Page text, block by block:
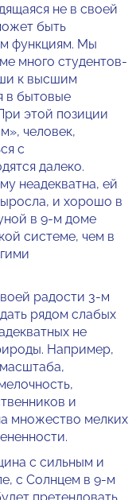
не в своей
быть
функциям. Мы
много студентов-
к высшим
в бытовые
этой позиции
человек,
с
далеко.
неадекватна, ей
и хорошо в
в 9-м доме
системе, чем в
радости 3-м
рядом слабых
не
Например,
и
множество мелких
с сильным и
с Солнцем в 9-м